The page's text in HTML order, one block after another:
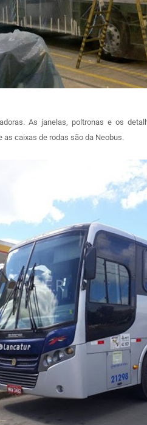
As janelas, poltronas e os
caixas de rodas são da Neobus.